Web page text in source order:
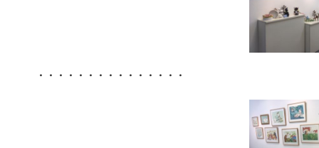
・・・・・・・・・・・・・・・